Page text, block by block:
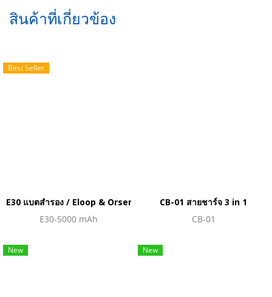
สินค้าที่เกี่ยวข้อง
Best Seller
E30 แบตสำรอง / Eloop & Orsen
E30-5000 mAh
CB-01 สายชาร์จ 3 in 1
CB-01
New New